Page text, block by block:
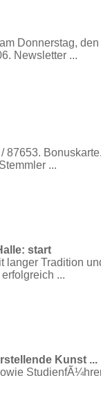
Donnerstag, den
Newsletter ...
87653.
...
start
langer Tradition
...
Kunst ...